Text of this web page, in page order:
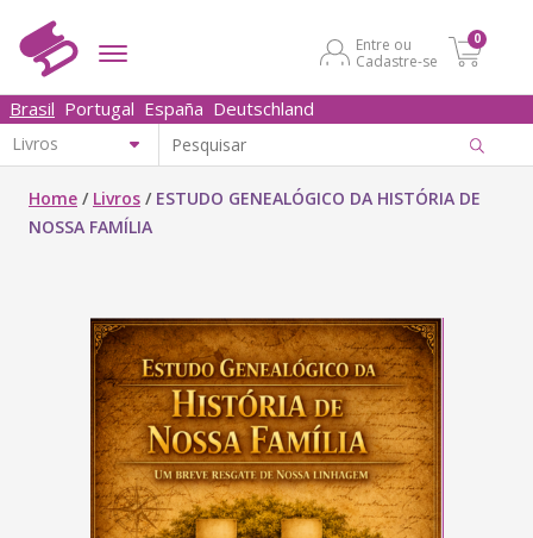
Entre ou
Cadastre-se
0
Brasil Portugal España Deutschland
Home / Livros / ESTUDO GENEALÓGICO DA HISTÓRIA DE
NOSSA FAMÍLIA